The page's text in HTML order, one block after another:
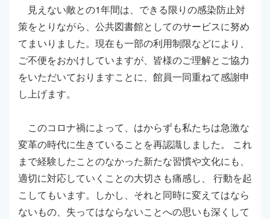
見えない敵との1年間は、できる限りの感染防止対
策をとりながら、公共図書館としてのサービスに努め
てまいりました。現在も一部の利用制限などにより、
ご不便をおかけしていますが、皆様のご理解とご協力
をいただいておりますことに、館員一同重ねて感謝申
し上げます。
このコロナ禍によって、はからずも私たちは急激な
変革の時代に生きていることを再認識しました。 これ
まで経験したことのなかった新たな習慣や文化にも、
適切に対応していくことの大切さも痛感し、 行動を起
こしてもいます。しかし、それと同時に変えてはなら
ないもの、失ってはならないことへの思いも深くして